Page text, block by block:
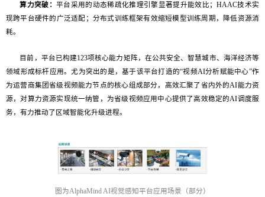
算力突破：平台采用的动态稀疏化推理引擎显著提升能效比；HAAC技术实
现跨平台硬件的广泛适配；分布式训练框架有效缩短模型训练周期，降低资源消
耗。
目前，平台已构建123项核心能力矩阵，在公共安全、智慧城市、海洋经济等
领域形成标杆应用。尤为突出的是，基于该平台打造的“视频AI分析赋能中心”作
为运营商集团省级视频能力节点的核心组成部分，高效汇聚了省内外的AI能力资
源，对算力资源实现统一纳管，为省级视频应用中心提供了高效稳定的AI调度服
务，有力推动了区域智能化升级进程。
图为AlphaMind AI视觉感知平台应用场景（部分）